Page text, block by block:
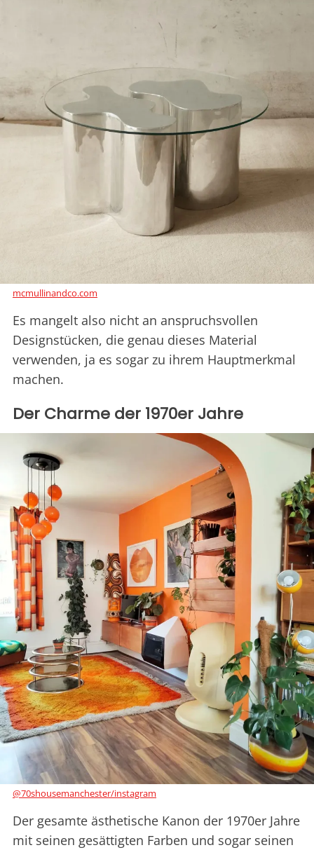
mcmullinandco.com
Es mangelt also nicht an anspruchsvollen
Designstücken, die genau dieses Material
verwenden, ja es sogar zu ihrem Hauptmerkmal
machen.
Der Charme der 1970er Jahre
@70shousemanchester/instagram
Der gesamte ästhetische Kanon der 1970er Jahre
mit seinen gesättigten Farben und sogar seinen